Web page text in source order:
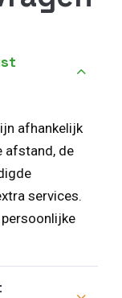
afhankelijk
afstand, de
services.